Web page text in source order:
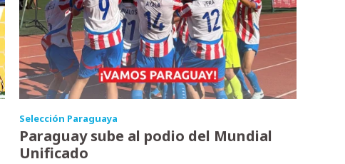
Selección Paraguaya
Paraguay sube al podio del Mundial
Unificado